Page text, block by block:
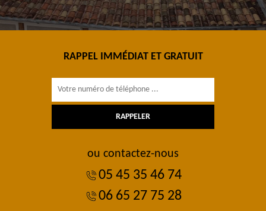
RAPPEL IMMÉDIAT ET GRATUIT
ou contactez-nous
05 45 35 46 74
06 65 27 75 28